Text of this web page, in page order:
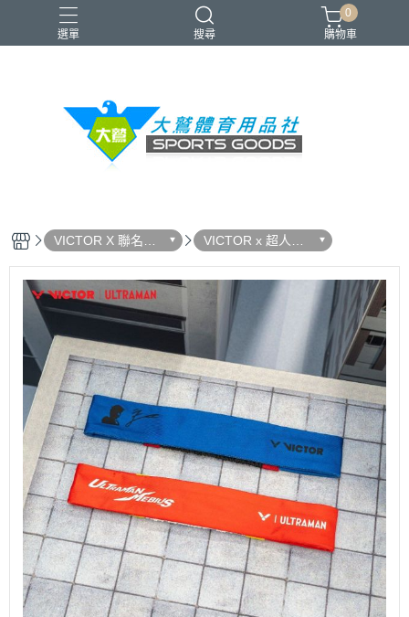
選單 搜尋
VICTOR YONEX 羽球拍 羽球鞋 零碼出清
0
購物車
VICTOR X 聯名系
列
VICTOR x 超人力
霸王 ULTRAMAN
限定聯名系列